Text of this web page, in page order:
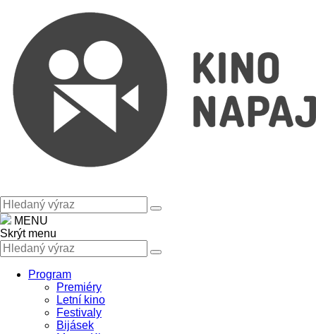
MENU
Skrýt menu
Program
Premiéry
Letní kino
Festivaly
Bijásek